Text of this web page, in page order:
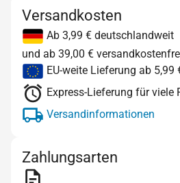
Versandkosten
Ab 3,99 € deutschlandweit
und ab 39,00 €
EU-weite Lieferung ab 5,99
Express-Lieferung für viele
Versandinformationen
Zahlungsarten